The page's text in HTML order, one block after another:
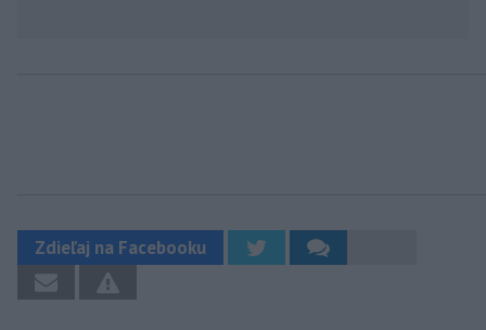
Zdieľaj na Facebooku